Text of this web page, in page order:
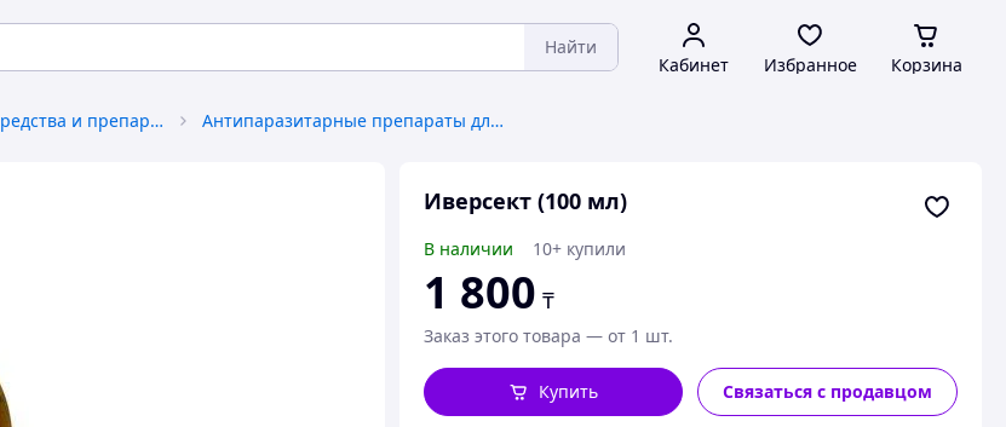
Найти
Кабинет Избранное Корзина
Ветеринарные средства и препараты Антипаразитарные препараты для животных
Иверсект (100 мл)
В наличии 10+ купили
1 800 ₸
Заказ этого товара — от 1 шт.
Купить Связаться с продавцом